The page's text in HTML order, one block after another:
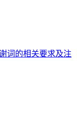
词的相关要求及注